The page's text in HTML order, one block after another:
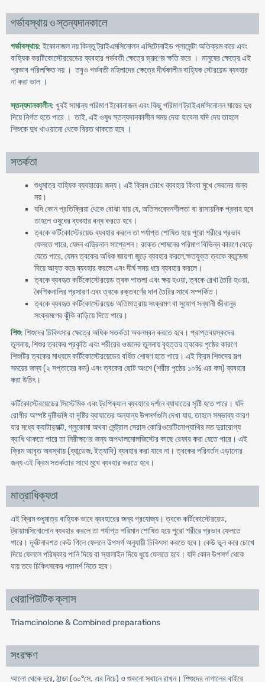
গর্ভাবস্থায় ও স্তন্যদানকালে
গর্ভাবস্থায়: ইকোনাজল নয় কিন্তু ট্রাইএমসিনোলন এসিটোনাইড প্লাসেন্টা অতিক্রম করে এবং
বাহ্যিক করটিকোস্টেরয়েডের ব্যবহার গর্ভবতী ক্ষেত্রে ভ্রুণের ক্ষতি করে । মানুষের ক্ষেত্রে এই
প্রভাব পরিলক্ষিত নয় । তবুও গর্ভবতী মহিলাদের ক্ষেত্রে দীর্ঘকালীন বাহ্যিক স্টেরয়েড ব্যবহার
না করা ভাল ।
স্তন্যদানকালীন: খুবই সামান্য পরিমাণ ইকোনাজল এবং কিছু পরিমাণ ট্রাইএমসিনোলন মায়ের দুধ
দিয়ে নির্গত হতে পারে । তাই, এই ওষুধ স্তন্যদানকালীন সময় দেয়া যাবেনা যদি দেয় তাহলে
শিশুকে দুধ খাওয়ানো থেকে বিরত থাকতে হবে ।
সতর্কতা
শুধুমাত্র বাহ্যিক ব্যবহারের জন্য। এই ক্রিম চোখে ব্যবহার কিংবা মুখে সেবনের জন্য
নয়।
যদি কোন প্রতিক্রিয়া থেকে বোঝা যায় যে, অতিসংবেদনশীলতা বা রাসায়নিক প্রদাহ হবে
তাহলে ওষুধের ব্যবহার বন্ধ করতে হবে।
ত্বকে কর্টিকোস্টেরয়েড ব্যবহার করলে তা পর্যাপ্ত শোষিত হয়ে পুরো শরীরে প্রভাব
ফেলতে পারে, যেমন এড্রিনাল সাপ্রেশন। রক্তে শোষনের পরিমাণ বিভিন্ন কারণে বেড়ে
যেতে পারে, যেমন ত্বকের অধিক জায়গা জুড়ে ব্যবহার করলে,ক্ষতযুক্ত ত্বকে ব্যান্ডেজ
দিয়ে আবৃত করে ব্যবহার করলে এবং দীর্ঘ সময় ধরে ব্যবহার করলে।
ত্বকে ব্যবহৃত কর্টিকোস্টেরয়েড ত্বক পাতলা এবং ক্ষয় হওয়া, ত্বকে রেখা তৈরি হওয়া,
কৈশিকনালির প্রসারণ এবং ত্বকে রক্তবর্ণের দাগ তৈরির সাথে সম্পর্কিত।
ত্বকে ব্যবহৃত কর্টিকোস্টেরয়েড অতিমাত্রায় সংক্রমণ বা সুযোগ সন্ধানী জীবানুর
সংক্রমণের ঝুঁকি বাড়িয়ে দিতে পারে।
শিশু: শিশুদের চিকিৎসার ক্ষেত্রে অধিক সতর্কতা অবলম্বন করতে হবে। প্রাপ্তবয়স্কদের
তুলনায়, শিশুর ত্বকের প্রকৃতি এবং শরীরের ওজনের তুলনায় বৃহত্তর ত্বকের পৃষ্ঠের কারণে
শিশুটির ত্বকের মাধ্যমে কর্টিকোস্টেরয়েডের বর্ধিত শোষণ হতে পারে। এই ক্রিম শিশুদের সল্প
সময়ের জন্য (২ সপ্তাহের কম) এবং ত্বকের ছোট অংশে (শরীর পৃষ্ঠের ১০% এর কম) ব্যবহার
করা উচিৎ।
কর্টিকোস্টেরয়েডের সিস্টেমিক এবং ট্রপিক্যাল ব্যবহারে দর্শনে ব্যাঘাতের সৃষ্টি হতে পারে। যদি
রোগীর অস্পষ্ট দৃষ্টিভঙ্গি বা দৃষ্টির ব্যাঘাতের অন্যান্য উপসর্গগুলি দেখা যায়, তাহলে সম্ভাব্য কারণ
যার মধ্যে ক্যাটার‍্যাক্ট, গ্লুকোমা অথবা সেন্ট্রাল সেরাস কোরিওরেটিনোপ্যাথির মত দুরারোগ্য
ব্যাধি থাকতে পারে তা নিরীক্ষণের জন্য অপথালমোলজিস্টের কাছে রেফার করা যেতে পারে। এই
ক্রিম আবৃত অবস্থায় (ব্যান্ডেজ, ইত্যাদি) ব্যবহার করা যাবে না। ত্বকের পরিবর্তন এড়ানোর
জন্য এই ক্রিম সতর্কতার সাথে মুখে ব্যবহার করতে হবে।
মাত্রাধিক্যতা
এই ক্রিম শুধুমাত্র বাহ্যিক ভাবে ব্যবহারের জন্য প্রযোজ্য। ত্বকে কর্টিকোস্টেরয়েড,
ট্রায়ামসিনোলোন ব্যবহার করলে তা পর্যাপ্ত পরিমান শোষিত হয়ে পুরো শরীরে প্রভাব ফেলতে
পারে। দূর্ঘটনাবশত কেউ গিলে ফেললে উপসর্গ অনুযায়ী চিকিৎসা করতে হবে। কেউ ভুল করে চোখে
দিয়ে ফেললে পরিষ্কার পানি দিয়ে বা স্যালাইন দিয়ে ধুয়ে ফেলতে হবে। যদি কোন উপসর্গ থেকে
যায় তবে চিকিৎসকের পরামর্শ নিতে হবে।
থেরাপিউটিক ক্লাস
Triamcinolone & Combined preparations
সংরক্ষণ
আলো থেকে দূরে, ঠান্ডা (৩০°সে. এর নিচে) ও শুকনো স্থানে রাখুন। শিশুদের নাগালের বাইরে